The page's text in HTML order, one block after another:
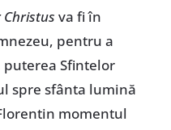
va fi în
pentru a
Sfintelor
spre sfânta lumină
momentul